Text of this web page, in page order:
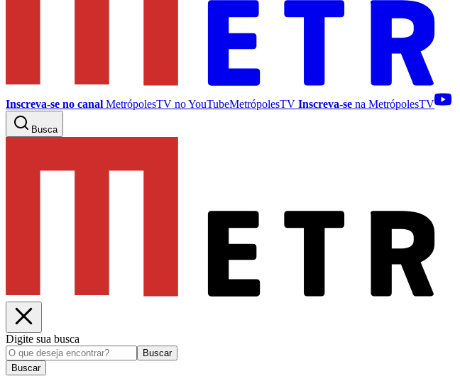
Inscreva-se no canal MetrópolesTV noYouTubeMetrópolesTV Inscreva-se na MetrópolesTV
Busca
Digite sua busca
Buscar
Buscar